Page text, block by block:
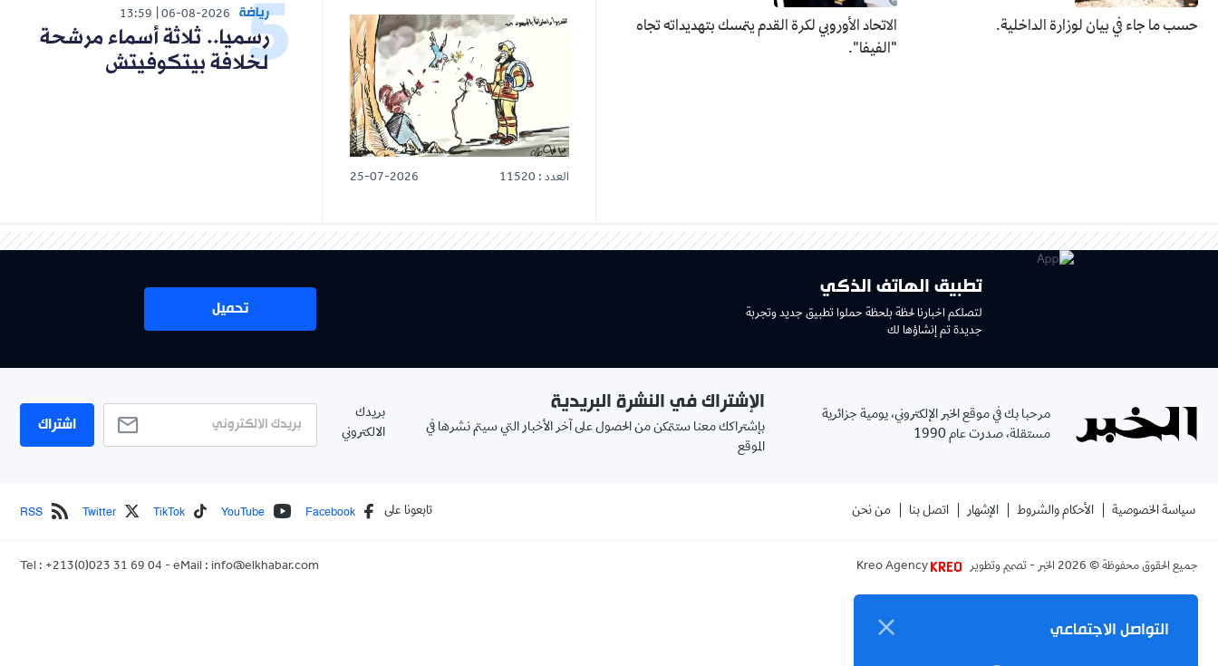
حسب ما جاء في بيان لوزارة الداخلية.
الاتحاد الأوروبي لكرة القدم يتمسك بتهديداته تجاه
"الفيفا".
العدد : 11520 25-07-2026
رياضة 06-08-2026
13:59
رسميا.. ثلاثة أسماء مرشحة
لخلافة بيتكوفيتش
تطبيق الهاتف الذكي
لتصلكم اخبارنا لحظة بلحظة حملوا تطبيق جديد وتجربة
جديدة تم إنشاؤها لك
تحميل
مرحبا بك في موقع الخبر الإلكتروني، يومية جزائرية
مستقلة، صدرت عام 1990
الإشتراك في النشرة البريدية
بإشتراكك معنا ستتمكن من الحصول على آخر الأخبار التي سيتم نشرها في
الموقع
بريدك
الالكتروني
اشتراك
سياسة الخصوصية الأحكام والشروط الإشهار اتصل بنا من نحن تابعونا على Facebook
YouTube
TikTok
Twitter
RSS
جميع الحقوق محفوظة © 2026 الخبر - تصميم وتطوير Kreo Agency
Tel : +213(0)023 31 69 04 - eMail : info@elkhabar.com
التواصل الاجتماعي